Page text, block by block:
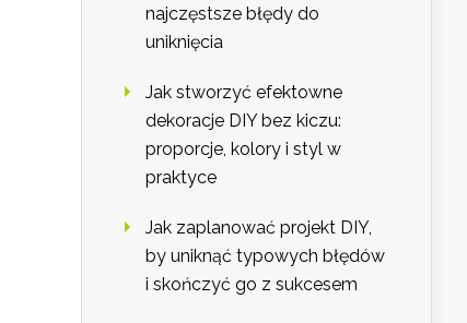
najczęstsze błędy do
uniknięcia
Jak stworzyć efektowne
dekoracje DIY bez kiczu:
proporcje, kolory i styl w
praktyce
Jak zaplanować projekt DIY,
by uniknąć typowych błędów
i skończyć go z sukcesem